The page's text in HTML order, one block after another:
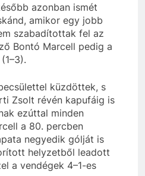
azonban ismét
amikor egy jobb
szabadítottak fel az
Bontó Marcell pedig a
küzdöttek, s
Zsolt révén kapufáig is
ezúttal minden
a 80. percben
negyedik gólját is
helyzetből leadott
a vendégek 4–1-es